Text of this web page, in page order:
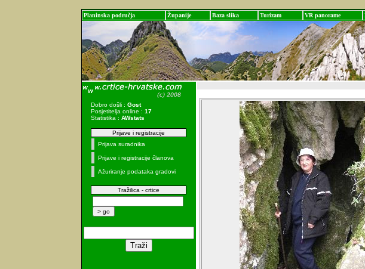
Planinska područja Županije Baza slika Turizam VR panorame
Dobro došli : Gost
Posjetitelja online : 17
Statistika : AWstats
Prijave i registracije
Prijava suradnika
Prijave i registracije članova
Ažuriranje podataka gradovi
Tražilica - crtice